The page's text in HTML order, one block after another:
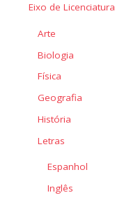
Eixo de Licenciatura
Arte
Biologia
Física
Geografia
História
Letras
Espanhol
Inglês